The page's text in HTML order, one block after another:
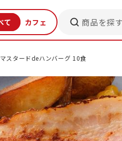
商品を探す
マスタードdeハンバーグ 10食